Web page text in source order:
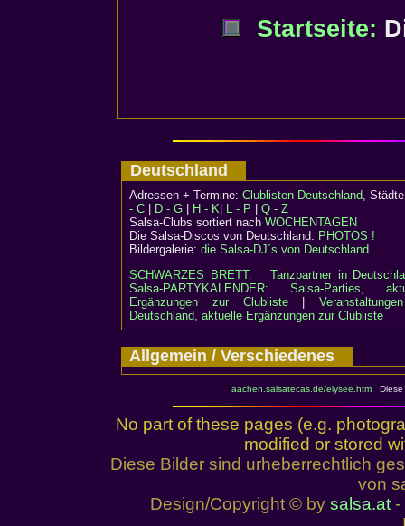
Startseite:
Deutschland
Adressen + Termine: Clublisten Deutschland,
- C
D - G H - K L - P
Q - Z
Salsa-Clubs sortiert nach WOCHENTAGEN
Die Salsa-Discos von Deutschland: PHOTOS !
Bildergalerie: die Salsa-DJ´s von Deutschland
SCHWARZES BRETT:
Tanzpartner in
Salsa-PARTYKALENDER: Salsa-Parties,
Ergänzungen zur Clubliste|
Deutschland, aktuelle Ergänzungen zur Clubliste
Allgemein / Verschiedenes
aachen.salsatecas.de/elysee.htm Diese
No part of these pages (e.g.
modified or stored
Diese Bilder sind urheberrechtlich
von
Design/Copyright © by salsa.at-